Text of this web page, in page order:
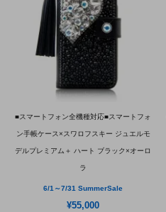
■スマートフォン全機種対応■スマートフォ
ン手帳ケース×スワロフスキー ジュエルモ
デルプレミアム＋ ハート ブラック×オーロ
ラ
6/1～7/31 SummerSale
¥55,000